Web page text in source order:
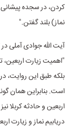
کردن، در سجده پیشانی
نماز) بلند گفتن."
آیت الله جوادی آملی
"اهمیت زیارت اربعین،
بلکه طبق این روایت،
است. بنابراین همان
اربعین و حادثه کربلا
دریابیم نماز و زیارت